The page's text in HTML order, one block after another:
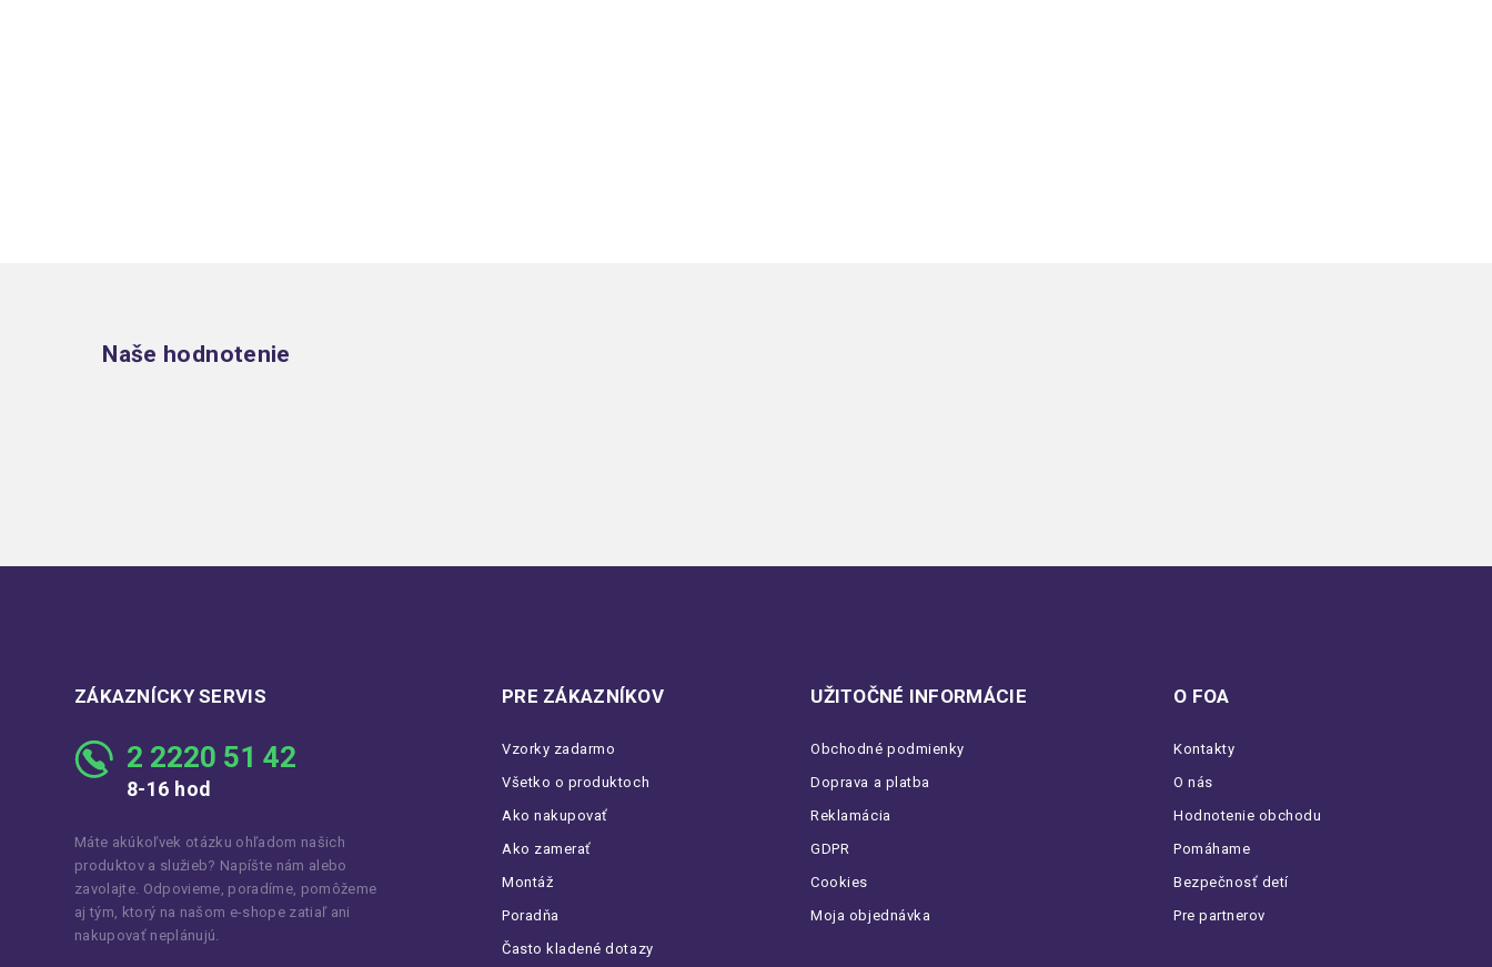
Naše hodnotenie
ZÁKAZNÍCKY SERVIS
2 2220 51 42
8-16 hod
Máte akúkoľvek otázku ohľadom našich
produktov a služieb? Napíšte nám alebo
zavolajte. Odpovieme, poradíme, pomôžeme
aj tým, ktorý na našom e-shope zatiaľ ani
nakupovať neplánujú.
PRE ZÁKAZNÍKOV
Vzorky zadarmo
Všetko o produktoch
Ako nakupovať
Ako zamerať
Montáž
Poradňa
Často kladené dotazy
UŽITOČNÉ INFORMÁCIE
Obchodné podmienky
Doprava a platba
Reklamácia
GDPR
Cookies
Moja objednávka
O FOA
Kontakty
O nás
Hodnotenie obchodu
Pomáhame
Bezpečnosť detí
Pre partnerov